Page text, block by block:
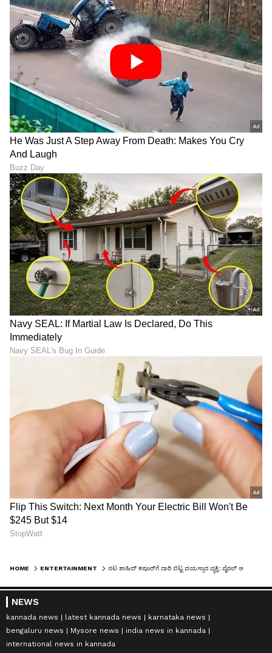
HOME ENTERTAINMENT
NEWS
kannada news latest kannada news
karnataka news
bengaluru news
Mysore news
india news in kannada
international news in kannada